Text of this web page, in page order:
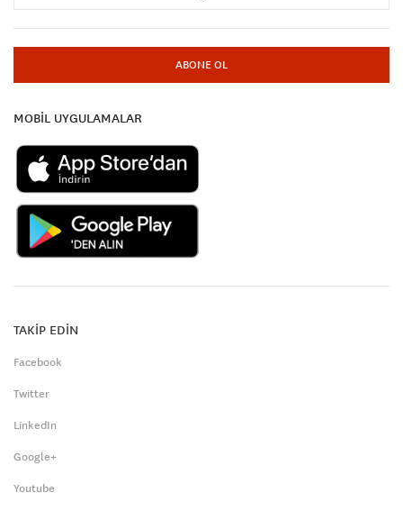
ABONE OL
MOBİL UYGULAMALAR
TAKİP EDİN
Facebook
Twitter
LinkedIn
Google+
Youtube